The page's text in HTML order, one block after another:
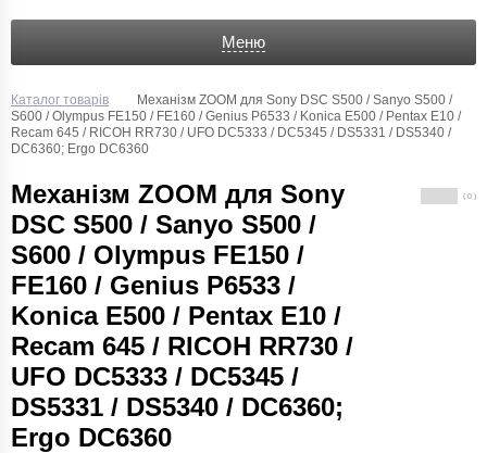
Меню
Каталог товарів
Механізм ZOOM для Sony DSC S500 / Sanyo S500 /
S600 / Olympus FE150 / FE160 / Genius P6533 / Konica E500 / Pentax E10 /
Recam 645 / RICOH RR730 / UFO DC5333 / DC5345 / DS5331 / DS5340 /
DC6360; Ergo DC6360
Механізм ZOOM для Sony
DSC S500 / Sanyo S500 /
S600 / Olympus FE150 /
FE160 / Genius P6533 /
Konica E500 / Pentax E10 /
Recam 645 / RICOH RR730 /
UFO DC5333 / DC5345 /
DS5331 / DS5340 / DC6360;
Ergo DC6360
( 0 )